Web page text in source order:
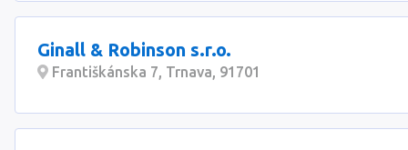
Ginall & Robinson s.r.o.
Františkánska 7, Trnava, 91701